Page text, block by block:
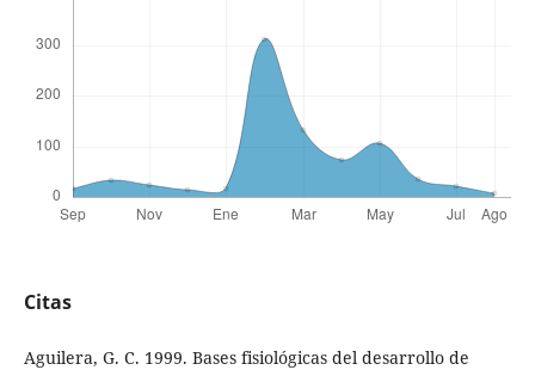
Citas
Aguilera, G. C. 1999. Bases fisiológicas del desarrollo de